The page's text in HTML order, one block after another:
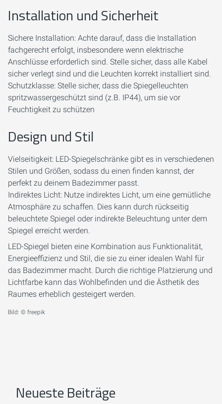
Installation und Sicherheit
Sichere Installation: Achte darauf, dass die Installation
fachgerecht erfolgt, insbesondere wenn elektrische
Anschlüsse erforderlich sind. Stelle sicher, dass alle Kabel
sicher verlegt sind und die Leuchten korrekt installiert sind.
Schutzklasse: Stelle sicher, dass die Spiegelleuchten
spritzwassergeschützt sind (z.B. IP44), um sie vor
Feuchtigkeit zu schützen
Design und Stil
Vielseitigkeit: LED-Spiegelschränke gibt es in verschiedenen
Stilen und Größen, sodass du einen finden kannst, der
perfekt zu deinem Badezimmer passt.
Indirektes Licht: Nutze indirektes Licht, um eine gemütliche
Atmosphäre zu schaffen. Dies kann durch rückseitig
beleuchtete Spiegel oder indirekte Beleuchtung unter dem
Spiegel erreicht werden.
LED-Spiegel bieten eine Kombination aus Funktionalität,
Energieeffizienz und Stil, die sie zu einer idealen Wahl für
das Badezimmer macht. Durch die richtige Platzierung und
Lichtfarbe kann das Wohlbefinden und die Ästhetik des
Raumes erheblich gesteigert werden.
Bild: © freepik
Neueste Beiträge